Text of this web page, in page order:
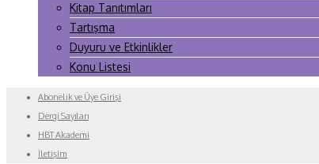
Kitap Tanıtımları
Tartışma
Duyuru ve Etkinlikler
Konu Listesi
Abonelik ve Üye Girişi
Dergi Sayıları
HBT Akademi
İletişim